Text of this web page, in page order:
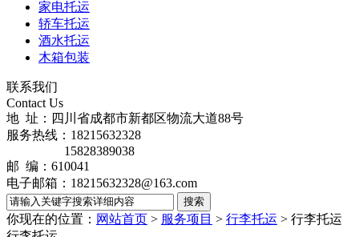
家电托运
轿车托运
酒水托运
木箱包装
联系我们
Contact Us
地 址：四川省成都市新都区物流大道88号
服务热线：18215632328
15828389038
邮 编：610041
电子邮箱：18215632328@163.com
你现在的位置： 网站首页 > 服务项目 > 行李托运 > 行李托运